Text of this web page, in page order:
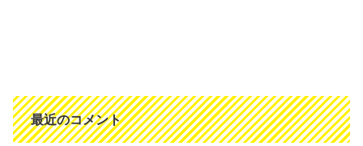
最近のコメント